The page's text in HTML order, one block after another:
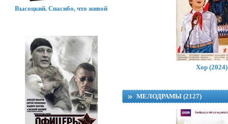
Хор (2024)
МЕЛОДРАМЫ (2127)
Высоцкий. Спасибо, что живой